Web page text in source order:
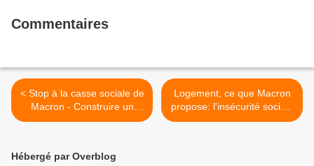
Commentaires
< Stop à la casse sociale de
Macron - Construire un
nouveau progrès social
2017)
Logement, ce que Macron
propose: l'insécurité sociale
généralisée (PCF) >
Hébergé par Overblog